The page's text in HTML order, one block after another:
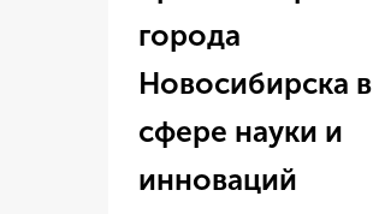
города
Новосибирска в
сфере науки и
инноваций